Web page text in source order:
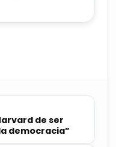
de ser
democracia”